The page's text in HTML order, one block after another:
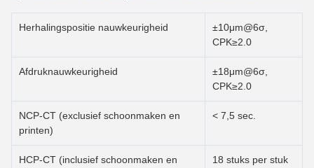
Herhalingspositie nauwkeurigheid
±10μm@6σ,
CPK≥2.0
Afdruknauwkeurigheid
±18μm@6σ,
CPK≥2.0
NCP-CT (exclusief schoonmaken en
printen)
< 7,5 sec.
HCP-CT (inclusief schoonmaken en
18 stuks per stuk